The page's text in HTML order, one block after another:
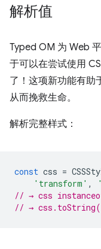
解析值
Typed OM 为 Web
于可以在尝试使用
了！ 这项新功能有助
从而挽救生命。
解析完整样式：
const css =
'transform' ,
// → css
// →